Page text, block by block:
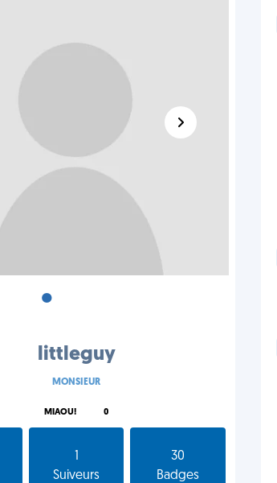
•
littleguy
MONSIEUR
MIAOU! 0
Suiveurs
30
Badges